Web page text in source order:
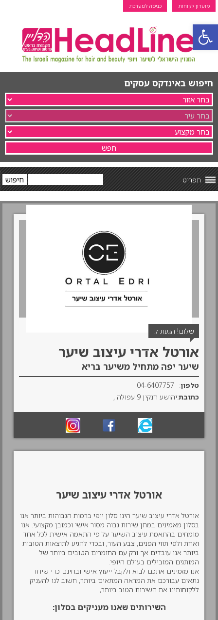
פתח סרגל נגישות
מועדון לקוחות כניסה למערכת
חיפוש באינדקס עסקים
תפריט
שלום! הגעת ל:
אורטל אדרי עיצוב שיער
שיער יפה מתחיל משיער בריא
טלפון:
04-6407757
כתובת:יהושע חנקין 9 עפולה ,
אורטל אדרי עיצוב שיער
אורטל אדרי עיצוב שיער הינו סלון יופי ברמות הגבוהות ביותר אנו
בסלון מאמינים במתן שירות גבוה מסור אישי וכמובן מקצועי. אנו
מומחים בהתאמת עיצוב השיער על פי התאמה אישית לכל אחד
ואחת ולפי תווי הפנים, צבע העור, ובכדי להגיע לתוצאות הטובות
ביותר אנו עובדים אך ורק עם החומרים הטובים ביותר של
המותגים המובילים בעולם היופי.
אנו מזמינים אתכם לבוא ולקבל ייעוץ אישי ובחינם כדי שיחד
נתאים עבורכם את המראה המתאים ביותר, חשוב לנו להעניק
ללקוחותינו את השירות הטוב ביותר,
השירותים שאנו מעניקים בסלון: